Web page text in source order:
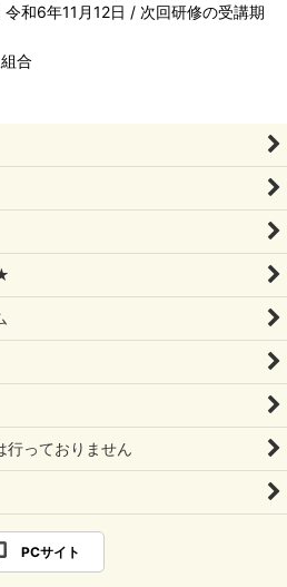
和6年11月12日 / 次回研修の受講期
合
行っておりません
PCサイト